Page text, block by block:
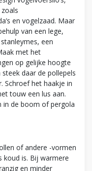
en vogelzaad. Maar
van een lege,
een
met het
op gelijke hoogte
daar de pollepels
Schroef het haakje in
touw een lus aan.
in de boom of pergola
of andere -vormen
koud is. Bij warmere
en minder